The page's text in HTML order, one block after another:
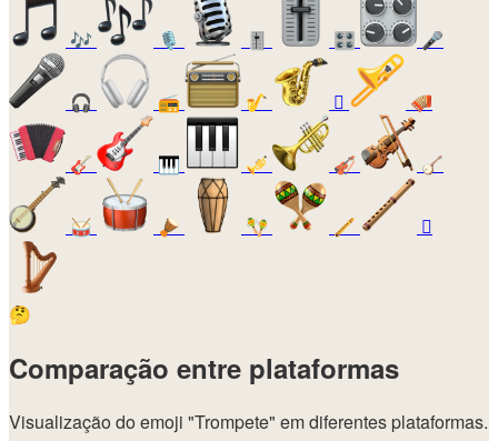
🎶 🎙️ 🎚️ 🎛️ 🎤
🎧 📻 🎷 🪊 🪗
🎸 🎹 🎺 🎻 🪕
🥁 🪘 🪇 🪈 🪉
🤔
Comparação entre plataformas
Visualização do emoji "Trompete" em diferentes plataformas.